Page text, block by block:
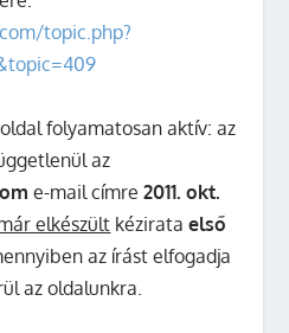
topic.php?
folyamatosan aktív: az
az
e-mail címre2011. okt.
elkészült kézirataelső
az írást elfogadja
az oldalunkra.